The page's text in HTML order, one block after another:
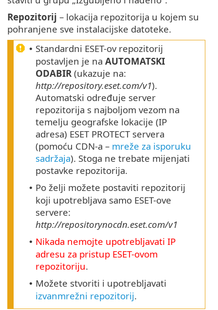
Repozitorij – lokacija repozitorija u kojem su
pohranjene sve instalacijske datoteke.
• Standardni ESET-ov repozitorij
postavljen je na AUTOMATSKI
ODABIR (ukazuje na:
http://repository.eset.com/v1).
Automatski određuje server
repozitorija s najboljom vezom na
temelju geografske lokacije (IP
adresa) ESET PROTECT servera
(pomoću CDN-a – mreže za isporuku
sadržaja). Stoga ne trebate mijenjati
postavke repozitorija.
• Po želji možete postaviti repozitorij
koji upotrebljava samo ESET-ove
servere:
http://repositorynocdn.eset.com/v1
• Nikada nemojte upotrebljavati IP
adresu za pristup ESET-ovom
repozitoriju.
• Možete stvoriti i upotrebljavati
izvanmrežni repozitorij.